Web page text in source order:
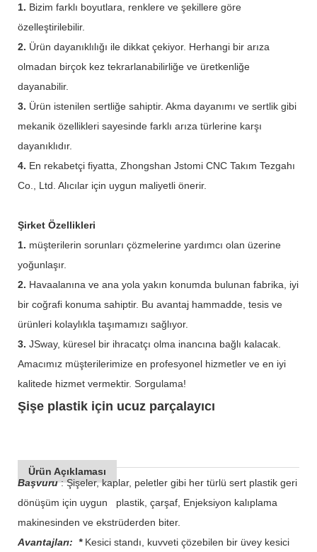
1. Bizim farklı boyutlara, renklere ve şekillere göre
özelleştirilebilir.
2. Ürün dayanıklılığı ile dikkat çekiyor. Herhangi bir arıza
olmadan birçok kez tekrarlanabilirliğe ve üretkenliğe
dayanabilir.
3. Ürün istenilen sertliğe sahiptir. Akma dayanımı ve sertlik gibi
mekanik özellikleri sayesinde farklı arıza türlerine karşı
dayanıklıdır.
4. En rekabetçi fiyatta, Zhongshan Jstomi CNC Takım Tezgahı
Co., Ltd. Alıcılar için uygun maliyetli önerir.
Şirket Özellikleri
1. müşterilerin sorunları çözmelerine yardımcı olan üzerine
yoğunlaşır.
2. Havaalanına ve ana yola yakın konumda bulunan fabrika, iyi
bir coğrafi konuma sahiptir. Bu avantaj hammadde, tesis ve
ürünleri kolaylıkla taşımamızı sağlıyor.
3. JSway, küresel bir ihracatçı olma inancına bağlı kalacak.
Amacımız müşterilerimize en profesyonel hizmetler ve en iyi
kalitede hizmet vermektir. Sorgulama!
Şişe plastik için ucuz parçalayıcı
Ürün Açıklaması
Başvuru: Şişeler, kaplar, peletler gibi her türlü sert plastik geri
dönüşüm için uygun plastik, çarşaf, Enjeksiyon kalıplama
makinesinden ve ekstrüderden biter.
Avantajları: * Kesici standı, kuvveti çözebilen bir üvey kesici